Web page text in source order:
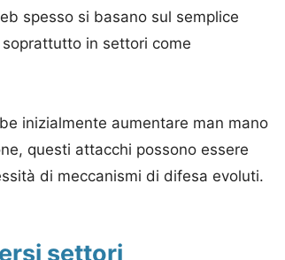
spesso si basano sul semplice
in settori come
inizialmente aumentare man mano
questi attacchi possono essere
di meccanismi di difesa evoluti.
settori